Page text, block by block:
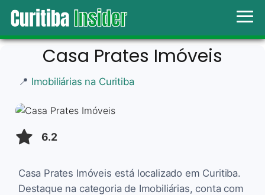
Casa Prates Imóveis
📍 Imobiliárias na Curitiba
6.2
Casa Prates Imóveis está localizado em Curitiba.
Destaque na categoria de Imobiliárias, conta com